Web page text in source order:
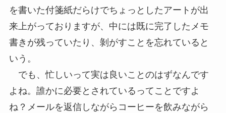
を書いた付箋紙だらけでちょっとしたアートが出
来上がっておりますが、中には既に完了したメモ
書きが残っていたり、剝がすことを忘れていると
いう。
でも、忙しいって実は良いことのはずなんです
よね。誰かに必要とされているってことですよ
ね？メールを返信しながらコーヒーを飲みながら